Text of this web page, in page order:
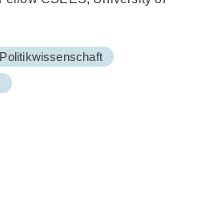
Politikwissenschaft